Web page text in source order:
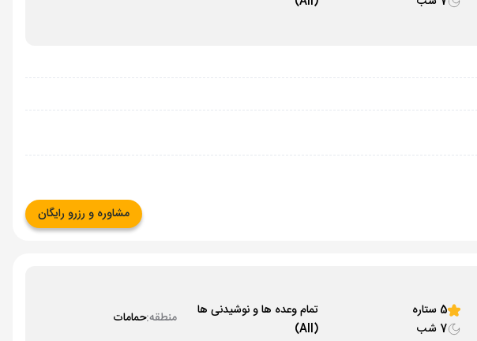
مشاوره و رزرو رایگان
5 ستاره
7 شب
تمام وعده ها و نوشیدنی ها
(All)
منطقه:حمامات